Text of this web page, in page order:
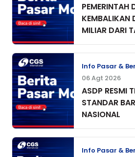
PEMERINTAH
KEMBALIKAN
MILIAR DARI
DIPUNGUT
Info Pasar &
06 Agt 2026
ASDP RESMI
STANDAR
NASIONAL
Info Pasar &